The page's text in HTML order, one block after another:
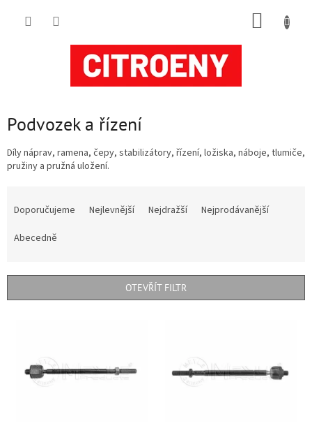
Podvozek a řízení
Díly náprav, ramena, čepy, stabilizátory, řízení, ložiska, náboje, tlumiče,
pružiny a pružná uložení.
r
Doporučujeme Nejlevnější Nejdražší
Nejprodávanější
Abecedně
OTEVŘÍT FILTR